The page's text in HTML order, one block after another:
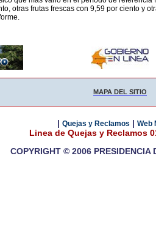
otras frutas frescas con 9,59 por ciento y
MAPA DEL SITIO
| Quejas y Reclamos | Web
Linea de Quejas y Reclamos
COPYRIGHT © 2006 PRESIDENCIA